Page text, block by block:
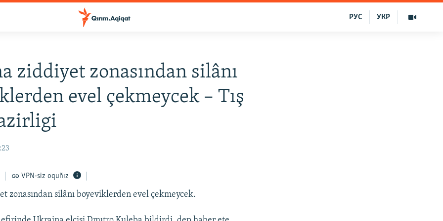
УКР
РУС
ziddiyet zonasından silânı
evel çekmeycek – Tış
VPN-siz oquñız
zonasından silânı boyeviklerden evel çekmeycek.